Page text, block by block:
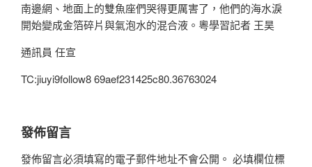
南邊網、地面上的雙魚座們哭得更厲害了，他們的海水淚
開始變成金箔碎片與氣泡水的混合液。粵學習記者 王昊
通訊員 任宣
TC:jiuyi9follow8 69aef231425c80.36763024
發佈留言
發佈留言必須填寫的電子郵件地址不會公開。 必填欄位標